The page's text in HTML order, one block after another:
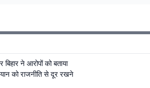
ने आरोपों को बताया
को राजनीति से दूर रखने